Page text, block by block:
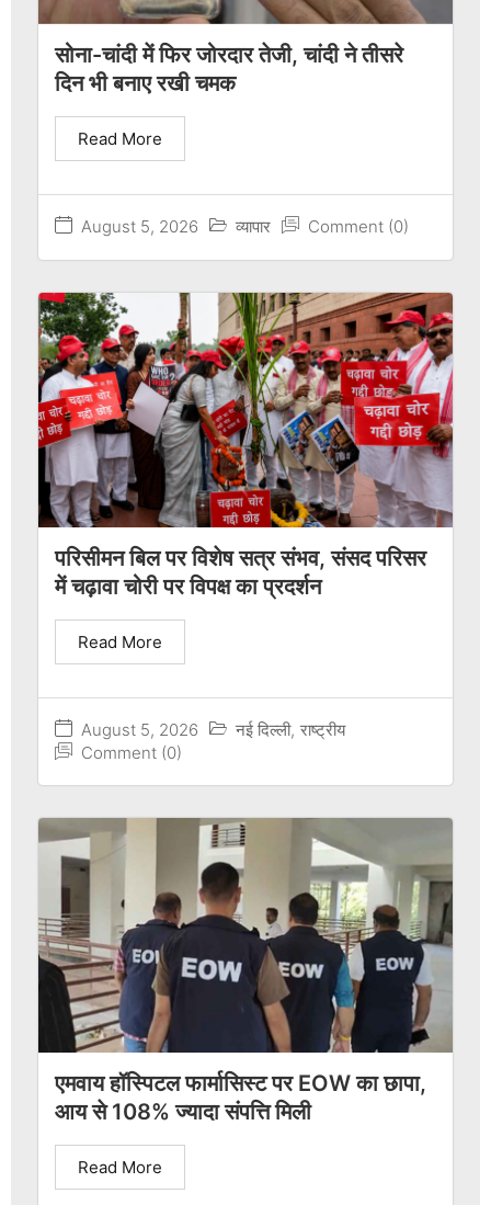
सोना-चांदी में फिर जोरदार तेजी, चांदी ने तीसरे
दिन भी बनाए रखी चमक
August 5, 2026 व्यापार Comment (0)
Read More
परिसीमन बिल पर विशेष सत्र संभव, संसद परिसर
में चढ़ावा चोरी पर विपक्ष का प्रदर्शन
August 5, 2026 नई दिल्ली, राष्ट्रीय
Comment (0)
Read More
एमवाय हॉस्पिटल फार्मासिस्ट पर EOW का छापा,
आय से 108% ज्यादा संपत्ति मिली
Read More